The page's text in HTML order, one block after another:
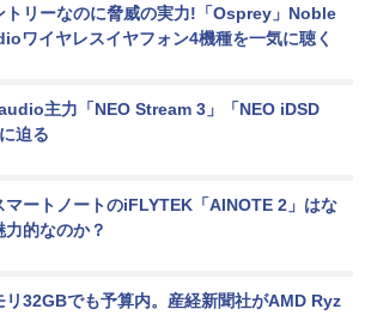
トリーなのに脅威の実力!「Osprey」Noble
ワイヤレスイヤフォン4機種を一気に聴く
主力「NEO Stream 3」「NEO iDSD
迫る
マートノートのiFLYTEK「AINOTE 2」はな
力的なのか？
リ32GBでも予算内。産経新聞社がAMD Ryz